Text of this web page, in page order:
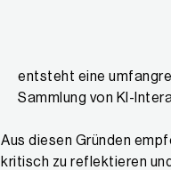
entsteht eine
Sammlung von KI-
Aus diesen Gründen
kritisch zu reflektieren